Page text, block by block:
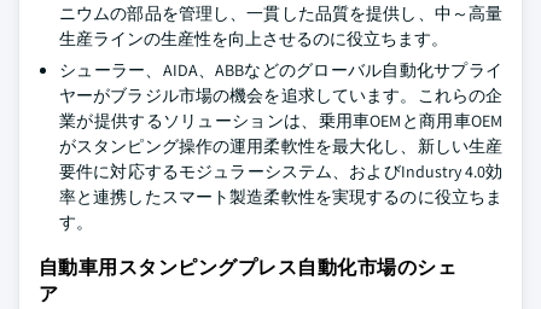
ニウムの部品を管理し、一貫した品質を提供し、中～高量
生産ラインの生産性を向上させるのに役立ちます。
シューラー、AIDA、ABBなどのグローバル自動化サプライ
ヤーがブラジル市場の機会を追求しています。これらの企
業が提供するソリューションは、乗用車OEMと商用車OEM
がスタンピング操作の運用柔軟性を最大化し、新しい生産
要件に対応するモジュラーシステム、およびIndustry 4.0効
率と連携したスマート製造柔軟性を実現するのに役立ちま
す。
自動車用スタンピングプレス自動化市場のシェ
ア